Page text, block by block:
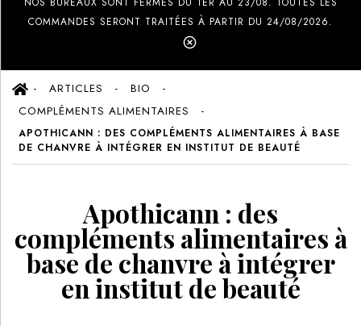
COMMANDES SERONT TRAITÉES À PARTIR DU 24/08/2026.
ARTICLES
BIO
COMPLÉMENTS ALIMENTAIRES
APOTHICANN : DES COMPLÉMENTS ALIMENTAIRES À BASE
DE CHANVRE À INTÉGRER EN INSTITUT DE BEAUTÉ
Apothicann : des
compléments alimentaires à
base de chanvre à intégrer
en institut de beauté